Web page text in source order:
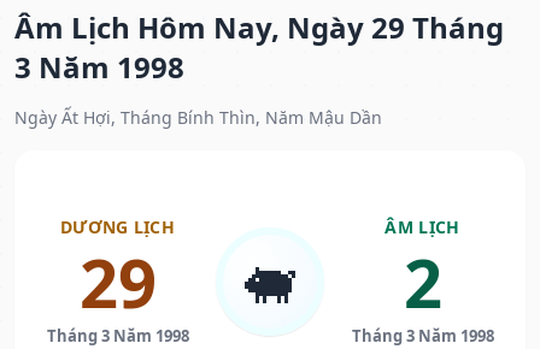
Âm Lịch Hôm Nay, Ngày 29 Tháng
3 Năm 1998
Ngày Ất Hợi, Tháng Bính Thìn, Năm Mậu Dần
DƯƠNG LỊCH
29
Tháng 3 Năm 1998
🐖
ÂM LỊCH
2
Tháng 3 Năm 1998